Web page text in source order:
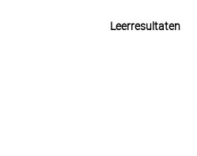
Leerresultaten